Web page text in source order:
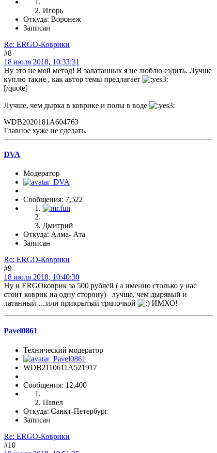
Игорь
Откуда: Воронеж
Записан
Re: ERGO-Коврики
#8
18 июля 2018, 10:33:31
Ну это не мой метод! В залатанных я не люблю ездить. Лучше
куплю такие , как автор темы предлагает
[/quote]
Лучше, чем дырка в коврике и полы в воде
WDB2020181A604763
Главное хуже не сделать.
DVA
Модератор
Сообщения: 7,522
Дмитрий
Откуда: Алма- Ата
Записан
Re: ERGO-Коврики
#9
18 июля 2018, 10:40:30
Ну и ERGOковрик за 500 рублей ( а именно столько у нас
стоит коврик на одну сторону) лучше, чем дырявый и
латанный ....или прикрытый тряпочкой
ИМХО!
Pavel0861
Технический модератор
WDB2110611A521917
Сообщения: 12,400
Павел
Откуда: Санкт-Петербург
Записан
Re: ERGO-Коврики
#10